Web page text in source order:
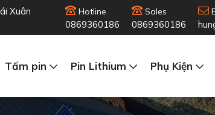
Xuân
Hotline
0869360186
Sales
0869360186
Tấm pin Pin Lithium Phụ Kiện